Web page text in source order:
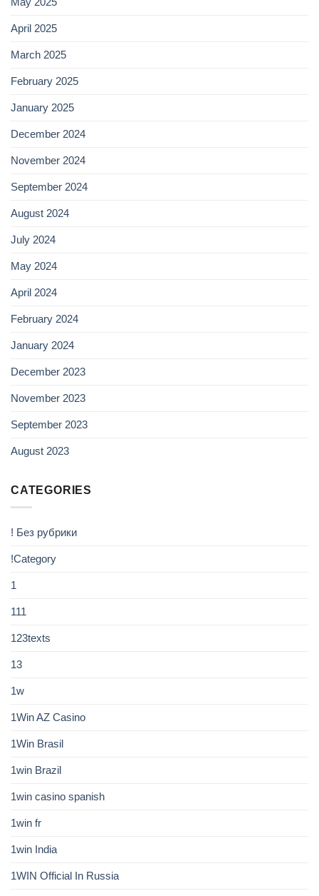
April 2025
March 2025
February 2025
January 2025
December 2024
November 2024
September 2024
August 2024
July 2024
May 2024
April 2024
February 2024
January 2024
December 2023
November 2023
September 2023
August 2023
CATEGORIES
! Без рубрики
!Category
1
111
123texts
13
1w
1Win AZ Casino
1Win Brasil
1win Brazil
1win casino spanish
1win fr
1win India
1WIN Official In Russia